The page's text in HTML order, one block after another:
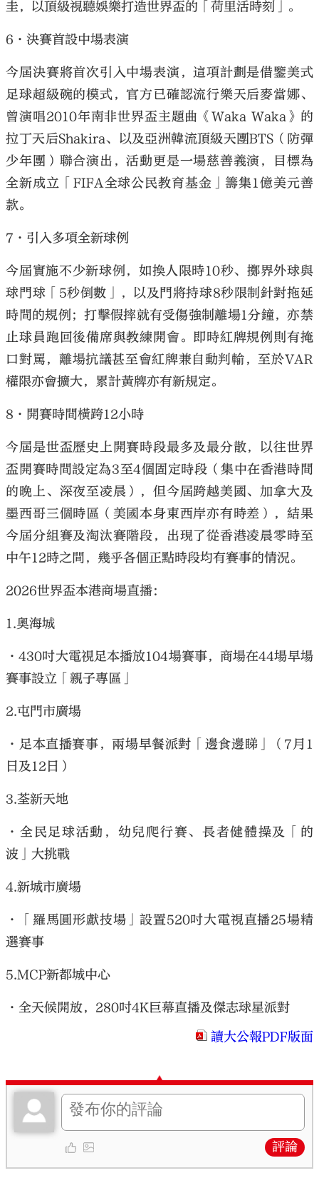
圭，以頂級視聽娛樂打造世界盃的「荷里活時刻」。
6·決賽首設中場表演
今屆決賽將首次引入中場表演，這項計劃是借鑒美式
足球超級碗的模式，官方已確認流行樂天后麥當娜、
曾演唱2010年南非世界盃主題曲《Waka Waka》的
拉丁天后Shakira、以及亞洲韓流頂級天團BTS（防彈
少年團）聯合演出，活動更是一場慈善義演，目標為
全新成立「FIFA全球公民教育基金」籌集1億美元善
款。
7·引入多項全新球例
今屆實施不少新球例，如換人限時10秒、擲界外球與
球門球「5秒倒數」，以及門將持球8秒限制針對拖延
時間的規例；打擊假摔就有受傷強制離場1分鐘，亦禁
止球員跑回後備席與教練開會。即時紅牌規例則有掩
口對罵，離場抗議甚至會紅牌兼自動判輸，至於VAR
權限亦會擴大，累計黃牌亦有新規定。
8·開賽時間橫跨12小時
今屆是世盃歷史上開賽時段最多及最分散，以往世界
盃開賽時間設定為3至4個固定時段（集中在香港時間
的晚上、深夜至凌晨），但今屆跨越美國、加拿大及
墨西哥三個時區（美國本身東西岸亦有時差），結果
今屆分組賽及淘汰賽階段，出現了從香港凌晨零時至
中午12時之間，幾乎各個正點時段均有賽事的情況。
2026世界盃本港商場直播：
1.奧海城
•430吋大電視足本播放104場賽事，商場在44場早場
賽事設立「親子專區」
2.屯門市廣場
•足本直播賽事，兩場早餐派對「邊食邊睇」（7月1
日及12日）
3.荃新天地
•全民足球活動，幼兒爬行賽、長者健體操及「的
波」大挑戰
4.新城市廣場
•「羅馬圓形獻技場」設置520吋大電視直播25場精
選賽事
5.MCP新都城中心
•全天候開放，280吋4K巨幕直播及傑志球星派對
讀大公報PDF版面
評論